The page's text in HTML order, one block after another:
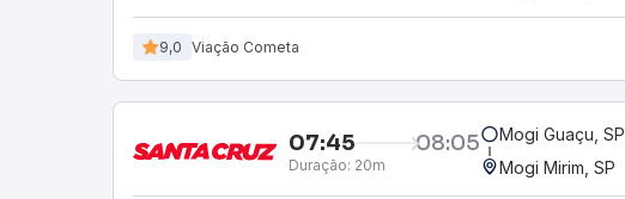
9,0 Viação Cometa
07:45 08:05
Duração: 20m
Mogi Guaçu, SP
Mogi Mirim, SP